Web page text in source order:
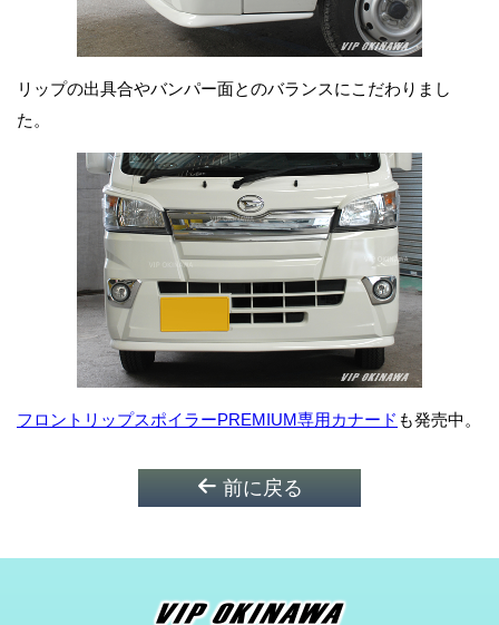
リップの出具合やバンパー面とのバランスにこだわりまし
た。
フロントリップスポイラーPREMIUM専用カナード も発売中。
前に戻る